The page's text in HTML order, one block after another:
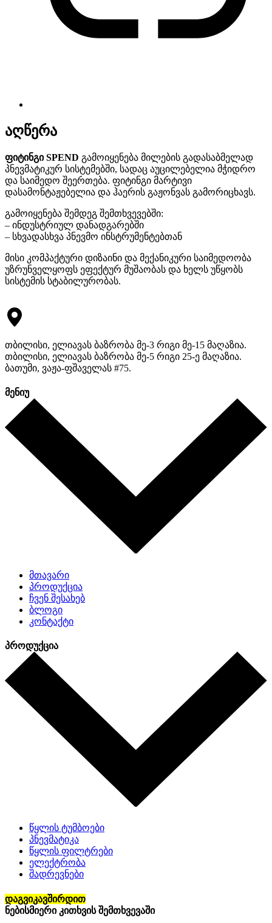
აღწერა
ფიტინგი SPEND გამოიყენება მილების გადასაბმელად
პნევმატიკურ სისტემებში, სადაც აუცილებელია მჭიდრო
და საიმედო შეერთება. ფიტინგი მარტივი
დასამონტაჟებელია და ჰაერის გაჟონვას გამორიცხავს.
გამოიყენება შემდეგ შემთხვევებში:
– ინდუსტრიულ დანადგარებში
– სხვადასხვა პნევმო ინსტრუმენტებთან
მისი კომპაქტური დიზაინი და მექანიკური საიმედოობა
უზრუნველყოფს ეფექტურ მუშაობას და ხელს უწყობს
სისტემის სტაბილურობას.
თბილისი, ელიავას ბაზრობა მე-3 რიგი მე-15 მაღაზია.
თბილისი, ელიავას ბაზრობა მე-5 რიგი 25-ე მაღაზია.
ბათუმი, ვაჟა-ფშაველას #75.
მენიუ
მთავარი
პროდუქცია
ჩვენ შესახებ
ბლოგი
კონტაქტი
პროდუქცია
წყლის ტუმბოები
პნევმატიკა
წყლის ფილტრები
ელექტრობა
შადრევნები
დაგვიკავშირდით
ნებისმიერი კითხვის შემთხვევაში